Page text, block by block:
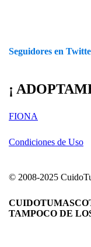
Seguidores en
¡
FIONA
Condiciones de Uso
© 2008-2025
TAMPOCO DE